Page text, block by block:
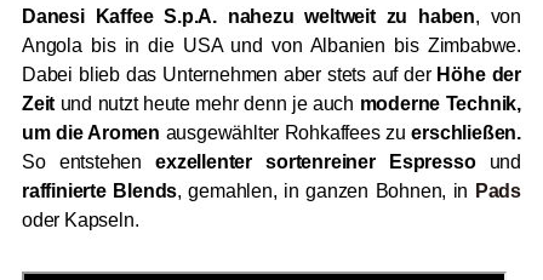
Danesi Kaffee S.p.A. nahezu weltweit zu haben, von
Angola bis in die USA und von Albanien bis Zimbabwe.
Dabei blieb das Unternehmen aber stets auf der Höhe der
Zeit und nutzt heute mehr denn je auch moderne Technik,
um die Aromen ausgewählter Rohkaffees zuerschließen.
So entstehenexzellenter sortenreiner Espressound
raffinierte Blends, gemahlen, in ganzen Bohnen, in Pads
oder Kapseln.